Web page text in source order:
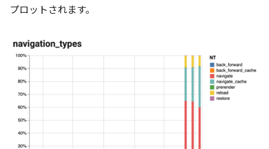
プロットされます。